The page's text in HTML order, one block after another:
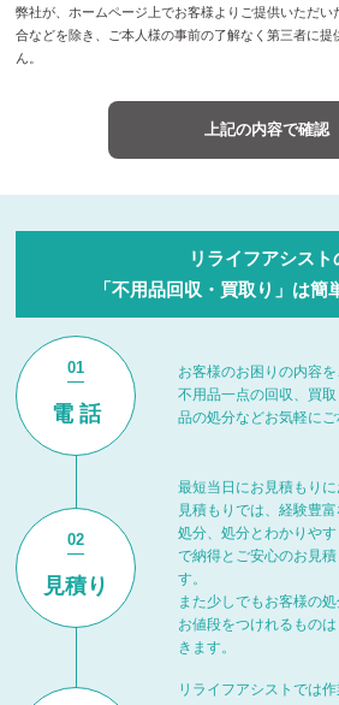
弊社が、ホームページ上でお客様よりご提供いただ
合などを除き、ご本人様の事前の了解なく第三者に
ん。
リライフアシスト
「不用品回収・買取り」は簡
01
電 話
お客様のお困りの内容を
不用品一点の回収、買
品の処分などお気軽にご
02
見積り
最短当日にお見積もりに
見積もりでは、経験豊
処分、処分とわかりや
で納得とご安心のお見
す。
また少しでもお客様の
お値段をつけれるもの
きます。
リライフアシストでは